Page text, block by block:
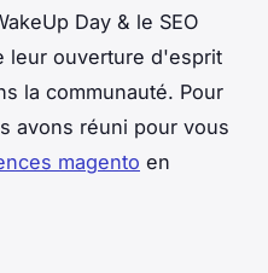
Day & le SEO
leur ouverture d'esprit
la communauté. Pour
avons réuni pour vous
magento en